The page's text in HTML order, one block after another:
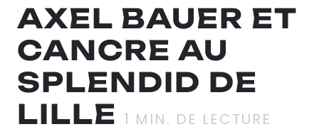
AXEL BAUER ET
CANCRE AU
SPLENDID DE
LILLE 1 MIN. DE LECTURE